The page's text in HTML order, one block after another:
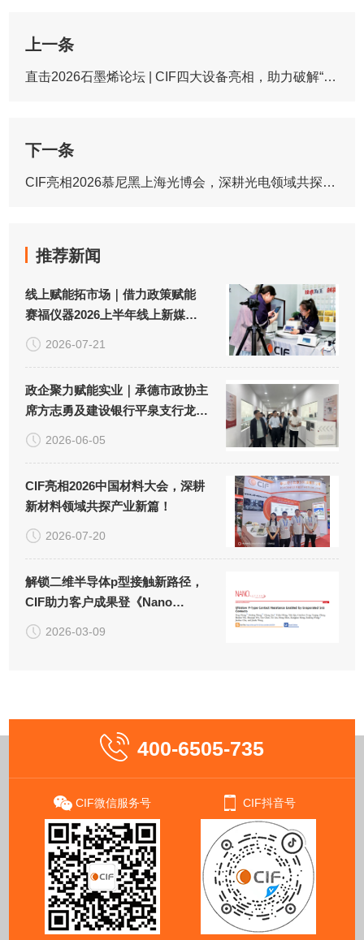
上一条
直击2026石墨烯论坛 | CIF四大设备亮相，助力破解“原子级”表界面处理难题！
下一条
CIF亮相2026慕尼黑上海光博会，深耕光电领域共探行业新篇！
推荐新闻
线上赋能拓市场｜借力政策赋能
赛福仪器2026上半年线上新媒体
推广取得良好成效！
2026-07-21
政企聚力赋能实业｜承德市政协主
席方志勇及建设银行平泉支行龙占
云行长一行调研赛福仪器！
2026-06-05
CIF亮相2026中国材料大会，深耕
新材料领域共探产业新篇！
2026-07-20
解锁二维半导体p型接触新路径，
CIF助力客户成果登《Nano
Letters》！
2026-03-09
400-6505-735
CIF微信服务号 CIF抖音号